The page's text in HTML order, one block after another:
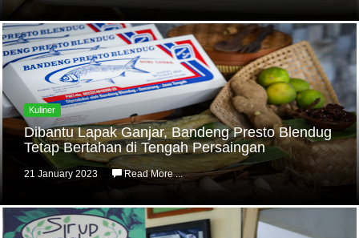
Kuliner
Dibantu Lapak Ganjar, Bandeng Presto Blendug
Tetap Bertahan di Tengah Persaingan
21 January 2023 Read More ...